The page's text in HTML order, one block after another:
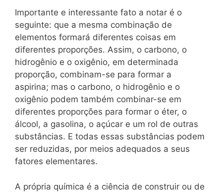
Importante e interessante fato a notar é o
seguinte: que a mesma combinação de
elementos formará diferentes coisas em
diferentes proporções. Assim, o carbono, o
hidrogênio e o oxigênio, em determinada
proporção, combinam-se para formar a
aspirina; mas o carbono, o hidrogênio e o
oxigênio podem também combinar-se em
diferentes proporções para formar o éter, o
álcool, a gasolina, o açúcar e um rol de outras
substâncias. E todas essas substâncias podem
ser reduzidas, por meios adequados a seus
fatores elementares.
A própria química é a ciência de construir ou de